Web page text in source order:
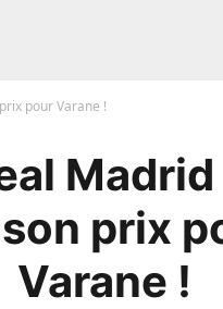
pour Varane !
prix
Varane !